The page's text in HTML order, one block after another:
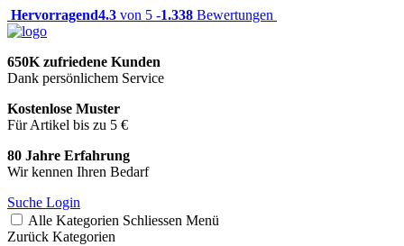
Hervorragend4.3 von 5 -1.338 Bewertungen
650K zufriedene Kunden
Dank persönlichem Service
Kostenlose Muster
Für Artikel bis zu 5 €
80 Jahre Erfahrung
Wir kennen Ihren Bedarf
Suche Login
Alle Kategorien Schliessen Menü
Zurück Kategorien